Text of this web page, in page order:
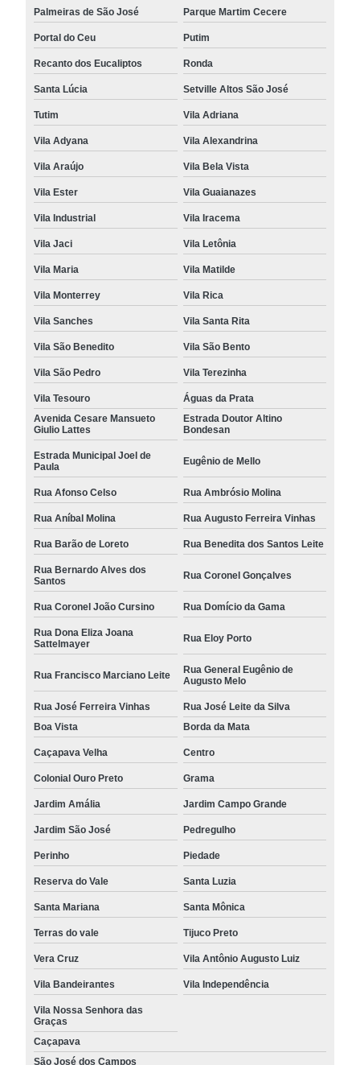
Palmeiras de São José Parque Martim Cecere
Portal do Ceu Putim
Recanto dos Eucaliptos Ronda
Santa Lúcia Setville Altos São José
Tutim Vila Adriana
Vila Adyana Vila Alexandrina
Vila Araújo Vila Bela Vista
Vila Ester Vila Guaianazes
Vila Industrial Vila Iracema
Vila Jaci Vila Letônia
Vila Maria Vila Matilde
Vila Monterrey Vila Rica
Vila Sanches Vila Santa Rita
Vila São Benedito Vila São Bento
Vila São Pedro Vila Terezinha
Vila Tesouro
Águas da Prata
Avenida Cesare Mansueto
Giulio Lattes
Estrada Doutor Altino
Bondesan
Estrada Municipal Joel de
Paula
Eugênio de Mello
Rua Afonso Celso Rua Ambrósio Molina
Rua Aníbal Molina Rua Augusto Ferreira Vinhas
Rua Barão de Loreto Rua Benedita dos Santos Leite
Rua Bernardo Alves dos
Santos
Rua Coronel Gonçalves
Rua Coronel João Cursino Rua Domício da Gama
Rua Dona Eliza Joana
Sattelmayer
Rua Eloy Porto
Rua Francisco Marciano Leite
Rua General Eugênio de
Augusto Melo
Rua José Ferreira Vinhas
Rua José Leite da Silva
Boa Vista
Borda da Mata
Caçapava Velha Centro
Colonial Ouro Preto Grama
Jardim Amália Jardim Campo Grande
Jardim São José Pedregulho
Perinho Piedade
Reserva do Vale Santa Luzia
Santa Mariana Santa Mônica
Terras do vale Tijuco Preto
Vera Cruz Vila Antônio Augusto Luiz
Vila Bandeirantes Vila Independência
Vila Nossa Senhora das
Graças
Caçapava
São José dos Campos